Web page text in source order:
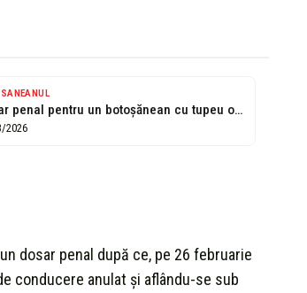
Dosar penal pentru un botoșănean cu tupeu oprit în județul vecin
2026
dosar penal după ce, pe 26 februarie
conducere anulat și aflându-se sub